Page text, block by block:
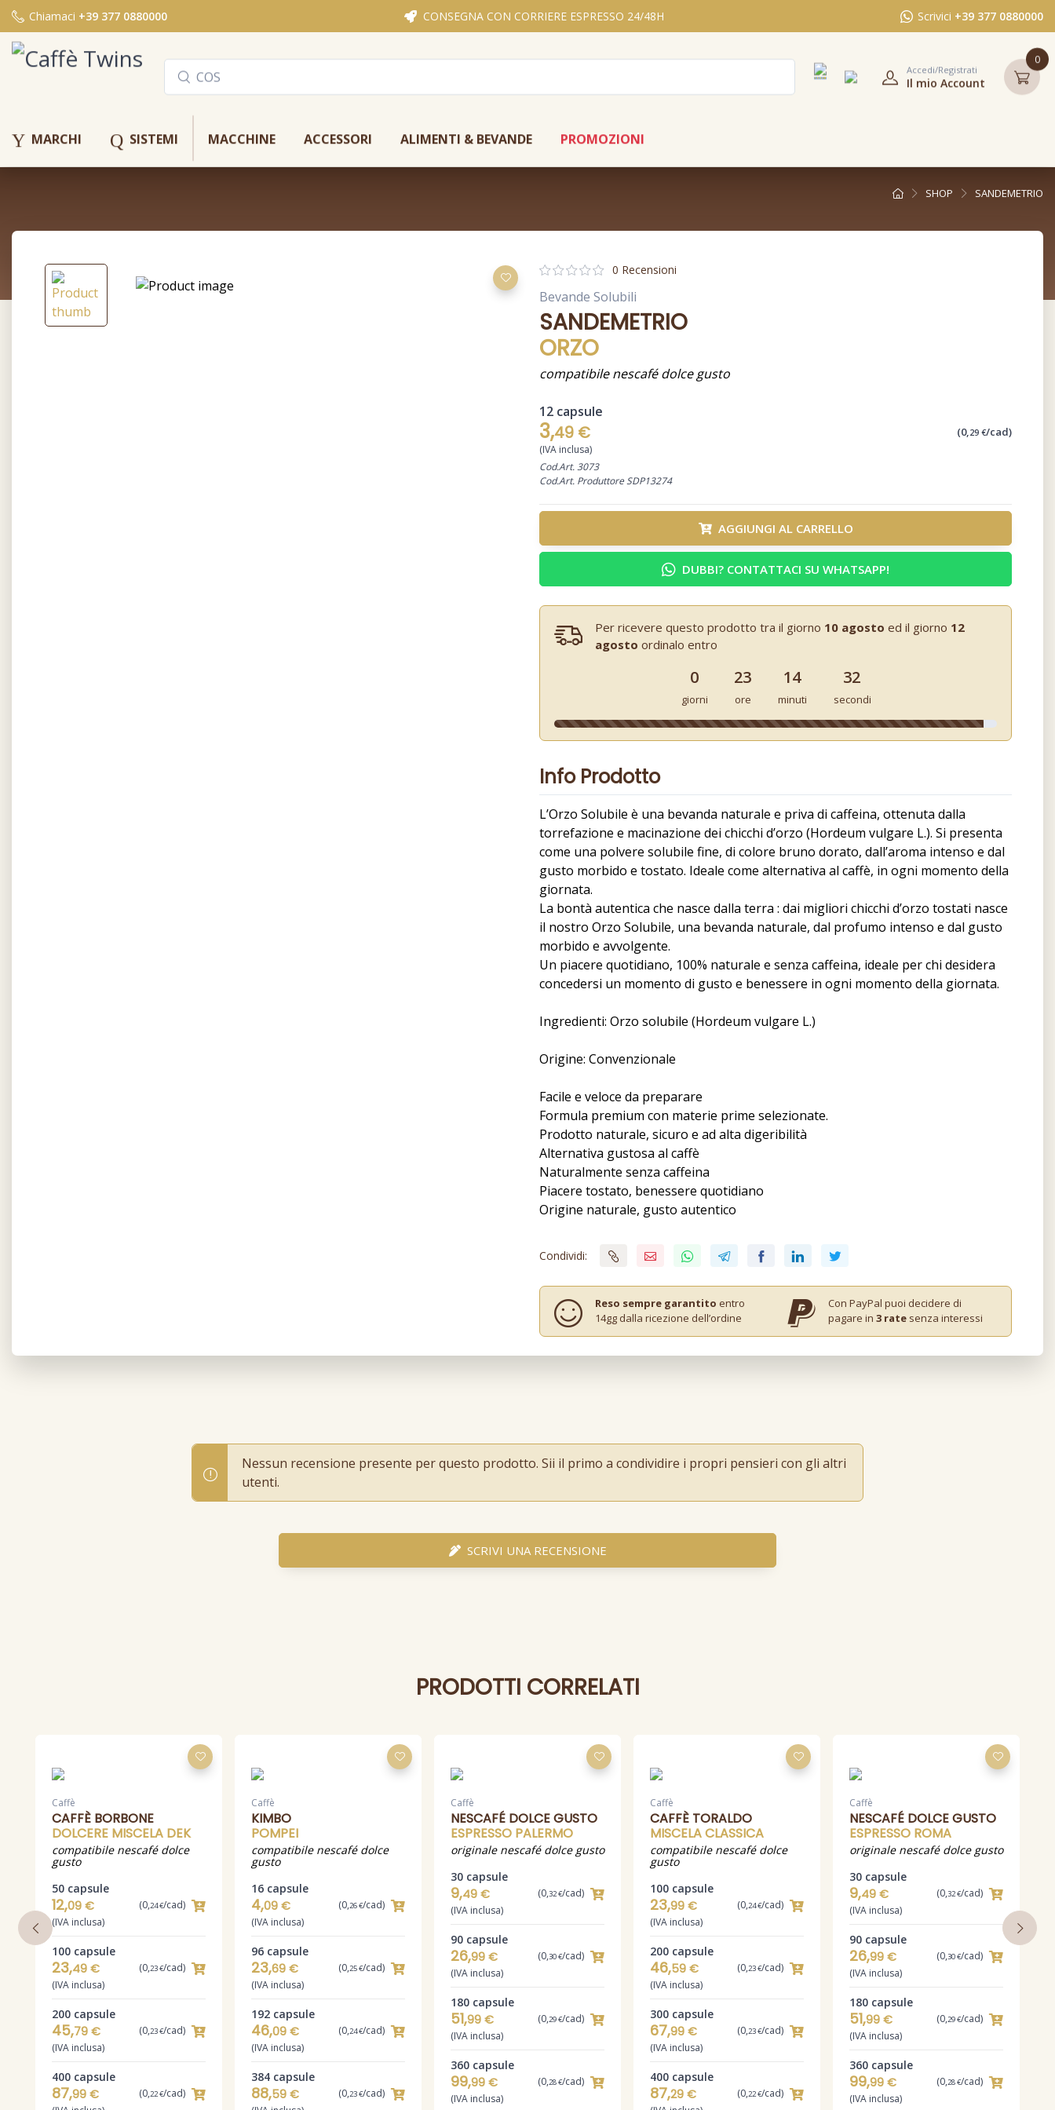
Chiamaci +39 377 0880000 CONSEGNA CON CORRIERE ESPRESSO 24/48H Scrivici +39 377 0880000
Accedi/Registrati
Il mio Account
0
Y MARCHI Q SISTEMI MACCHINE ACCESSORI ALIMENTI & BEVANDE PROMOZIONI
SHOP SANDEMETRIO
0 Recensioni
Bevande Solubili
SANDEMETRIO
ORZO
compatibile nescafé dolce gusto
12 capsule
3,49 € (0,29 €/cad)
(IVA inclusa)
Cod.Art. 3073
Cod.Art. Produttore SDP13274
AGGIUNGI AL CARRELLO
DUBBI? CONTATTACI SU WHATSAPP!
Per ricevere questo prodotto tra il giorno 10 agosto ed il giorno 12
agosto ordinalo entro
0
giorni
23
ore
14
minuti
31
secondi
Info Prodotto
L’Orzo Solubile è una bevanda naturale e priva di caffeina, ottenuta dalla
torrefazione e macinazione dei chicchi d’orzo (Hordeum vulgare L.). Si presenta
come una polvere solubile fine, di colore bruno dorato, dall’aroma intenso e dal
gusto morbido e tostato. Ideale come alternativa al caffè, in ogni momento della
giornata.
La bontà autentica che nasce dalla terra : dai migliori chicchi d’orzo tostati nasce
il nostro Orzo Solubile, una bevanda naturale, dal profumo intenso e dal gusto
morbido e avvolgente.
Un piacere quotidiano, 100% naturale e senza caffeina, ideale per chi desidera
concedersi un momento di gusto e benessere in ogni momento della giornata.
Ingredienti: Orzo solubile (Hordeum vulgare L.)
Origine: Convenzionale
Facile e veloce da preparare
Formula premium con materie prime selezionate.
Prodotto naturale, sicuro e ad alta digeribilità
Alternativa gustosa al caffè
Naturalmente senza caffeina
Piacere tostato, benessere quotidiano
Origine naturale, gusto autentico
Condividi:
Reso sempre garantito entro
14gg dalla ricezione dell’ordine
Con PayPal puoi decidere di
pagare in 3 rate senza interessi
Nessun recensione presente per questo prodotto. Sii il primo a condividire i propri pensieri con gli altri
utenti.
SCRIVI UNA RECENSIONE
PRODOTTI CORRELATI
Caffè
CAFFÈ BORBONE
DOLCERE MISCELA DEK
compatibile nescafé dolce
gusto
50 capsule
12,09 € (0,24 €/cad)
(IVA inclusa)
100 capsule
23,49 € (0,23 €/cad)
(IVA inclusa)
200 capsule
45,79 € (0,23 €/cad)
(IVA inclusa)
400 capsule
87,99 € (0,22 €/cad)
Caffè
KIMBO
POMPEI
compatibile nescafé dolce
gusto
16 capsule
4,09 € (0,26 €/cad)
(IVA inclusa)
96 capsule
23,69 € (0,25 €/cad)
(IVA inclusa)
192 capsule
46,09 € (0,24 €/cad)
(IVA inclusa)
384 capsule
88,59 € (0,23 €/cad)
Caffè
NESCAFÉ DOLCE GUSTO
ESPRESSO PALERMO
originale nescafé dolce gusto
30 capsule
9,49 € (0,32 €/cad)
(IVA inclusa)
90 capsule
26,99 € (0,30 €/cad)
(IVA inclusa)
180 capsule
51,99 € (0,29 €/cad)
(IVA inclusa)
360 capsule
99,99 € (0,28 €/cad)
(IVA inclusa)
Caffè
CAFFÈ TORALDO
MISCELA CLASSICA
compatibile nescafé dolce
gusto
100 capsule
23,99 € (0,24 €/cad)
(IVA inclusa)
200 capsule
46,59 € (0,23 €/cad)
(IVA inclusa)
300 capsule
67,99 € (0,23 €/cad)
(IVA inclusa)
400 capsule
87,29 € (0,22 €/cad)
Caffè
NESCAFÉ DOLCE GUSTO
ESPRESSO ROMA
originale nescafé dolce gusto
30 capsule
9,49 € (0,32 €/cad)
(IVA inclusa)
90 capsule
26,99 € (0,30 €/cad)
(IVA inclusa)
180 capsule
51,99 € (0,29 €/cad)
(IVA inclusa)
360 capsule
99,99 € (0,28 €/cad)
(IVA inclusa)